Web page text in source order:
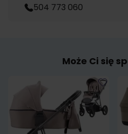
504 773 060
Może Ci się